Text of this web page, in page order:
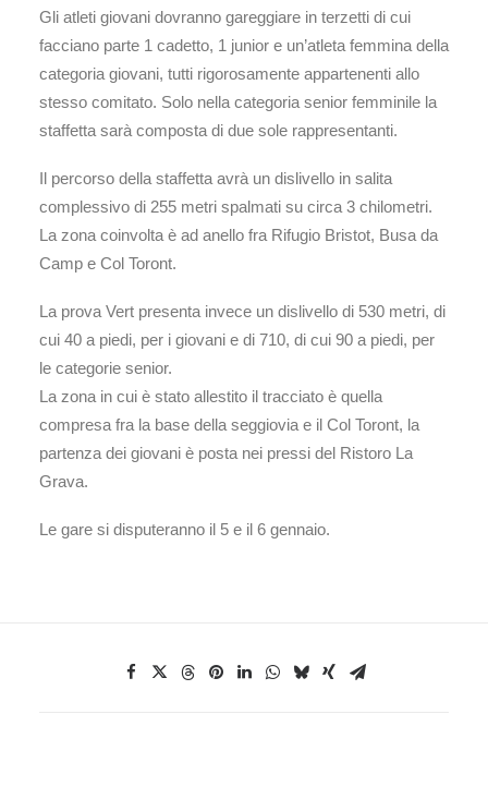
Gli atleti giovani dovranno gareggiare in terzetti di cui
facciano parte 1 cadetto, 1 junior e un’atleta femmina della
categoria giovani, tutti rigorosamente appartenenti allo
stesso comitato. Solo nella categoria senior femminile la
staffetta sarà composta di due sole rappresentanti.
Il percorso della staffetta avrà un dislivello in salita
complessivo di 255 metri spalmati su circa 3 chilometri.
La zona coinvolta è ad anello fra Rifugio Bristot, Busa da
Camp e Col Toront.
La prova Vert presenta invece un dislivello di 530 metri, di
cui 40 a piedi, per i giovani e di 710, di cui 90 a piedi, per
le categorie senior.
La zona in cui è stato allestito il tracciato è quella
compresa fra la base della seggiovia e il Col Toront, la
partenza dei giovani è posta nei pressi del Ristoro La
Grava.
Le gare si disputeranno il 5 e il 6 gennaio.